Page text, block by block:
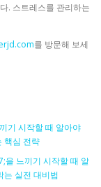
. 스트레스를 관리하는
를 방문해 보세
기 시작할 때 알아야
핵심 전략
느끼기 시작할 때 알
는 실전 대비법